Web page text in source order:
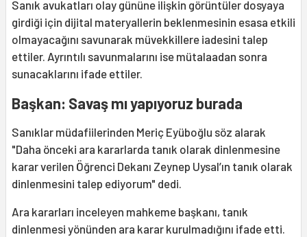
Sanık avukatları olay gününe ilişkin görüntüler dosyaya
girdiği için dijital materyallerin beklenmesinin esasa etkili
olmayacağını savunarak müvekkillere iadesini talep
ettiler. Ayrıntılı savunmalarını ise mütalaadan sonra
sunacaklarını ifade ettiler.
Başkan: Savaş mı yapıyoruz burada
Sanıklar müdafiilerinden Meriç Eyüboğlu söz alarak
"Daha önceki ara kararlarda tanık olarak dinlenmesine
karar verilen Öğrenci Dekanı Zeynep Uysal’ın tanık olarak
dinlenmesini talep ediyorum" dedi.
Ara kararları inceleyen mahkeme başkanı, tanık
dinlenmesi yönünden ara karar kurulmadığını ifade etti.